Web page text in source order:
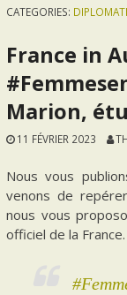
CATEGORIES:
France in
Marion,
11 FÉVRIER 2023
Nous vous
venons de
nous vous
officiel de la France.